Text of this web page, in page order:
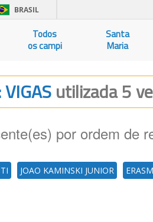
BRASIL
Todos
os campi
Santa
Maria
utilizada 5
por ordem de
JOAO KAMINSKI JUNIOR